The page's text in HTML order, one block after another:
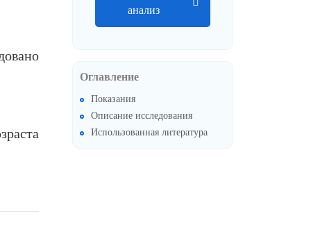
анализ
Оглавление
Показания
Описание исследования
Использованная литература